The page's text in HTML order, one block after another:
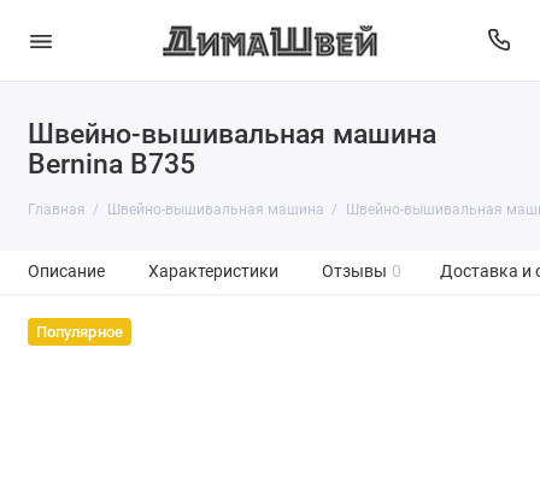
Швейно-вышивальная машина
Bernina B735
Главная Швейно-вышивальная машина Швейно-вышивальная
Описание Характеристики Отзывы 0 Доставка и
Популярное